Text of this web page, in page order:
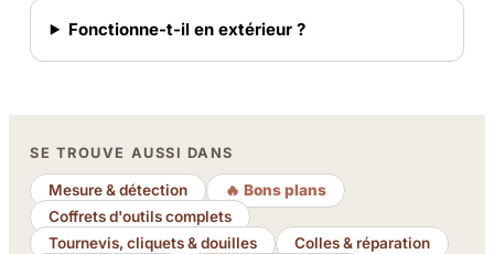
Fonctionne-t-il en extérieur ?
SE TROUVE AUSSI DANS
Mesure & détection
🔥 Bons plans
Coffrets d'outils complets
Tournevis, cliquets & douilles
Colles & réparation